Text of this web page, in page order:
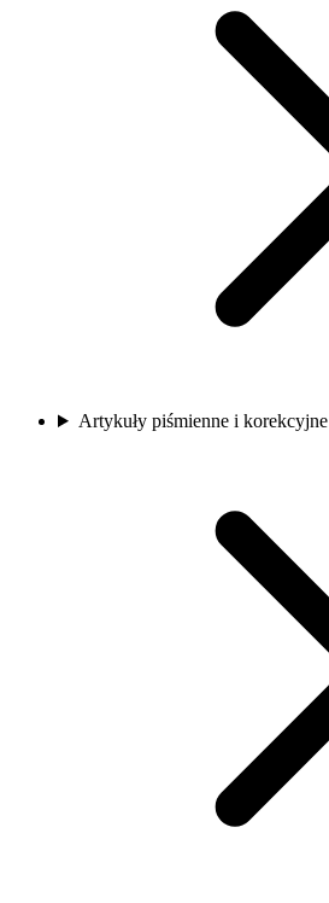
Artykuły piśmienne i korekcyjne